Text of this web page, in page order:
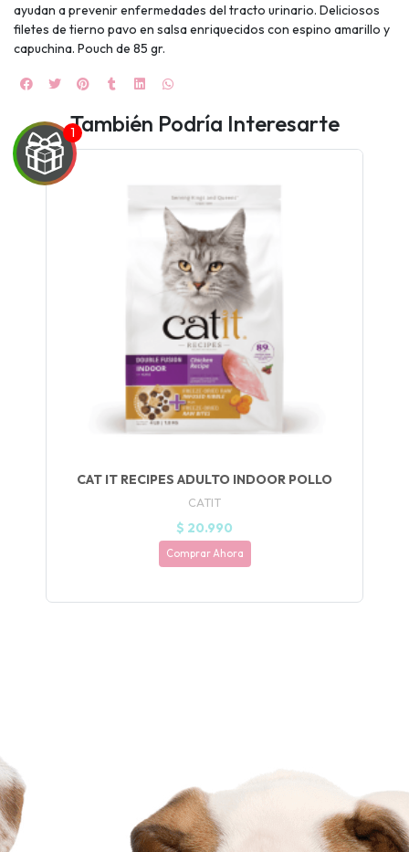
ayudan a prevenir enfermedades del tracto urinario. Deliciosos
filetes de tierno pavo en salsa enriquecidos con espino amarillo y
capuchina. Pouch de 85 gr.
También Podría Interesarte
CAT IT RECIPES ADULTO INDOOR POLLO
CATIT
$ 20.990
Comprar Ahora